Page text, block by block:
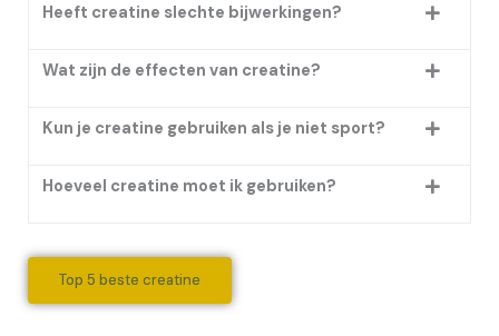
Heeft creatine slechte bijwerkingen?
Wat zijn de effecten van creatine?
Kun je creatine gebruiken als je niet sport?
Hoeveel creatine moet ik gebruiken?
Top 5 beste creatine